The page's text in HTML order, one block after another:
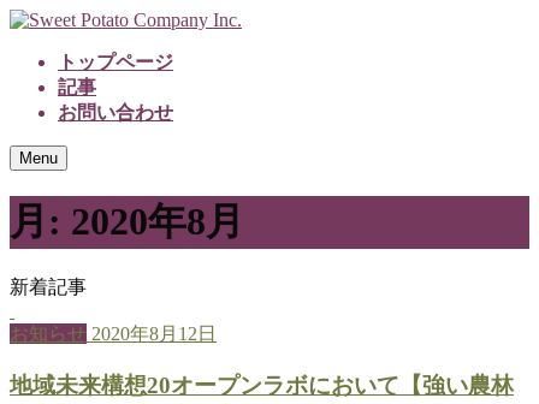
トップページ
記事
お問い合わせ
Menu
月: 2020年8月
新着記事
お知らせ 2020年8月12日
地域未来構想20オープンラボにおいて【強い農林